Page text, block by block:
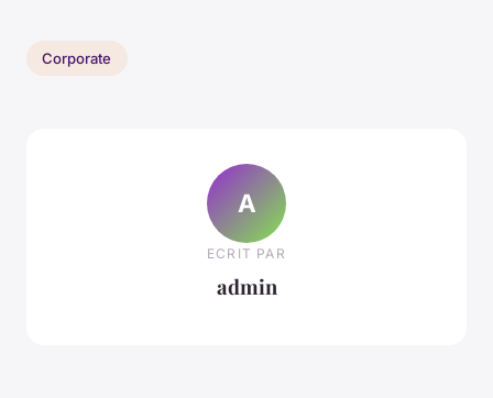
Corporate
A
ECRIT PAR
admin